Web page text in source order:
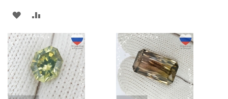
В
ИЗБРАННОЕ
СРАВНЕНИЮ